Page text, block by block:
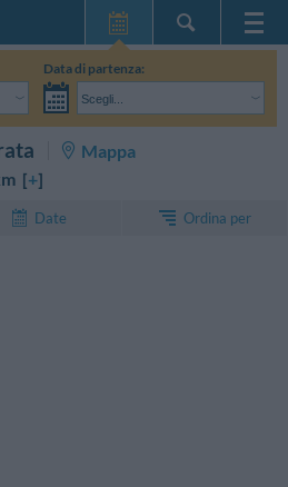
Home Page
Le mie Prenotazioni
InItalia Club
Data di partenza:
Scegli...
Mappa
[+]
Date Ordina per